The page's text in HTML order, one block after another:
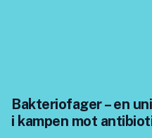
Bakteriofager – en
i kampen mot